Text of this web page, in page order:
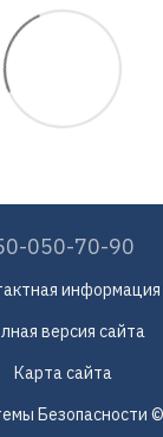
050-70-90
информация
версия сайта
Карта сайта
Безопасности